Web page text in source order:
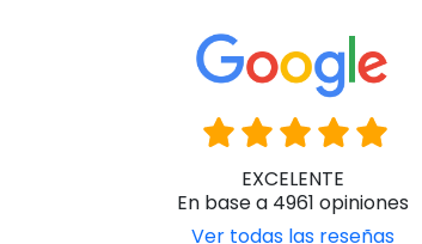
EXCELENTE
En base a 4961 opiniones
Ver todas las reseñas